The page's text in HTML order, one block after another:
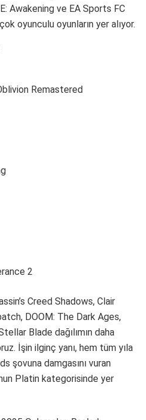
Awakening ve EA Sports FC
oyunculu oyunların yer alıyor.
Remastered
2
Creed Shadows, Clair
DOOM: The Dark Ages,
Blade dağılımın daha
İşin ilginç yanı, hem tüm yıla
şovuna damgasını vuran
Platin kategorisinde yer